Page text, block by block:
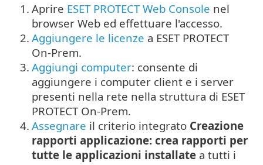
1. Aprire ESET PROTECT Web Console nel
browser Web ed effettuare l'accesso.
2. Aggiungere le licenze a ESET PROTECT
On-Prem.
3. Aggiungi computer: consente di
aggiungere i computer client e i server
presenti nella rete nella struttura di ESET
PROTECT On-Prem.
4. Assegnare il criterio integrato Creazione
rapporti applicazione: crea rapporti per
tutte le applicazioni installate a tutti i